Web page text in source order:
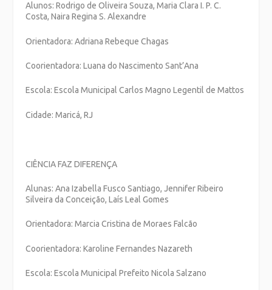
Alunos: Rodrigo de Oliveira Souza, Maria Clara I. P. C.
Costa, Naira Regina S. Alexandre
Orientadora: Adriana Rebeque Chagas
Coorientadora: Luana do Nascimento Sant’Ana
Escola: Escola Municipal Carlos Magno Legentil de Mattos
Cidade: Maricá, RJ
CIÊNCIA FAZ DIFERENÇA
Alunas: Ana Izabella Fusco Santiago, Jennifer Ribeiro
Silveira da Conceição, Laís Leal Gomes
Orientadora: Marcia Cristina de Moraes Falcão
Coorientadora: Karoline Fernandes Nazareth
Escola: Escola Municipal Prefeito Nicola Salzano